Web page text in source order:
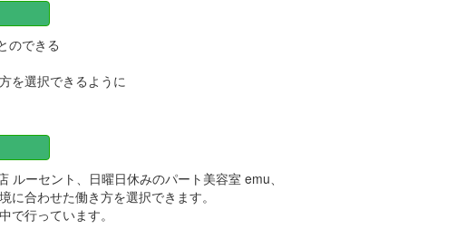
のできる
を選択できるように
ーセント、日曜日休みのパート美容室 emu、
合わせた働き方を選択できます。
で行っています。